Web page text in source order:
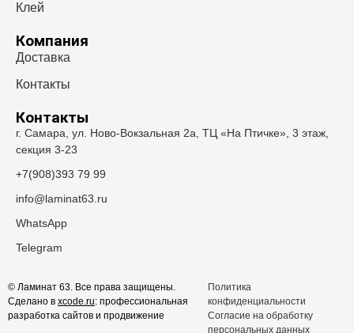
Клей
Компания
Доставка
Контакты
Контакты
г. Самара, ул. Ново-Вокзальная 2а, ТЦ «На Птичке», 3 этаж,
секция 3-23
+7(908)393 79 99
info@laminat63.ru
WhatsApp
Telegram
© Ламинат 63. Все права защищены.
Сделано в xcode.ru: профессиональная
разработка сайтов и продвижение
Политика
конфиденциальности
Согласие на обработку
персональных данных